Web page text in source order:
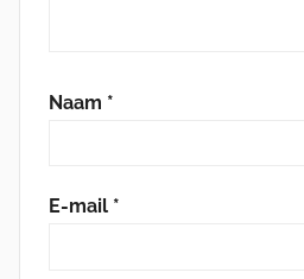
Naam *
E-mail *